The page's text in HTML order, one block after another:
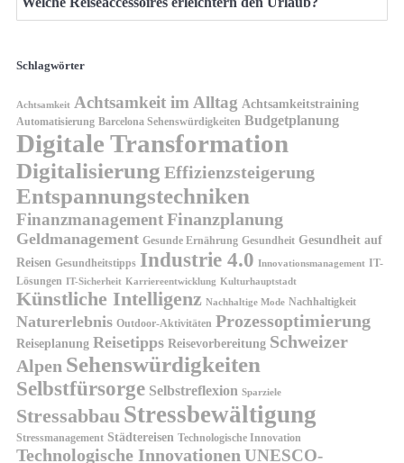
Schlagwörter
Achtsamkeit Achtsamkeit im Alltag Achtsamkeitstraining
Automatisierung Barcelona Sehenswürdigkeiten Budgetplanung
Digitale Transformation
Digitalisierung Effizienzsteigerung
Entspannungstechniken
FinanzmanagementFinanzplanung
Geldmanagement Gesunde Ernährung Gesundheit Gesundheit auf
Reisen Gesundheitstipps Industrie 4.0 Innovationsmanagement IT-
Lösungen IT-Sicherheit Karriereentwicklung Kulturhauptstadt
Künstliche Intelligenz Nachhaltige Mode Nachhaltigkeit
Naturerlebnis Outdoor-Aktivitäten Prozessoptimierung
Reiseplanung Reisetipps Reisevorbereitung Schweizer
Alpen Sehenswürdigkeiten
Selbstfürsorge Selbstreflexion Sparziele
Stressabbau Stressbewältigung
Stressmanagement Städtereisen Technologische Innovation
Technologische Innovationen UNESCO-